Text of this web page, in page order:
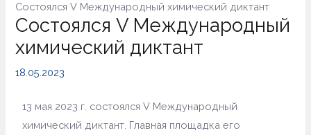
Состоялся V Международный химический диктант
Состоялся V Международный
химический диктант
18.05.2023
13 мая 2023 г. состоялся V Международный
химический диктант. Главная площадка его